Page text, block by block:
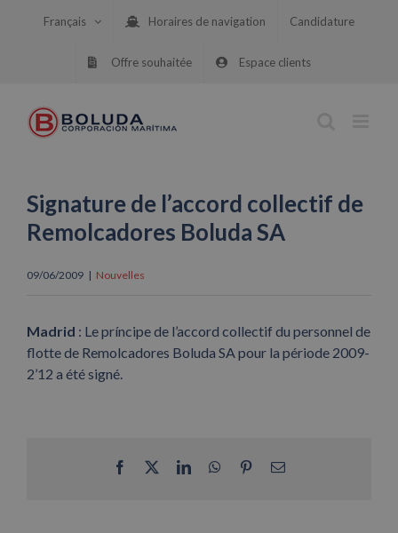
Français Horaires de navigation Candidature
Offre souhaitée Espace clients
Signature de l’accord collectif de
Remolcadores Boluda SA
09/06/2009 | Nouvelles
Madrid : Le príncipe de l’accord collectif du personnel de
flotte de Remolcadores Boluda SA pour la période 2009-
2’12 a été signé.
Facebook LinkedInWhatsApp
PinterestEmail